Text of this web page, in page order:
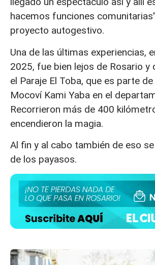
hacemos funciones
proyecto autogestivo.
Una de las últimas experiencias,
2025, fue bien lejos de Rosario y
el Paraje El Toba, que es parte
Mocoví Kami Yaba en el
Recorrieron más de 400
encendieron la magia.
Al fin y al cabo también de eso
de los payasos.